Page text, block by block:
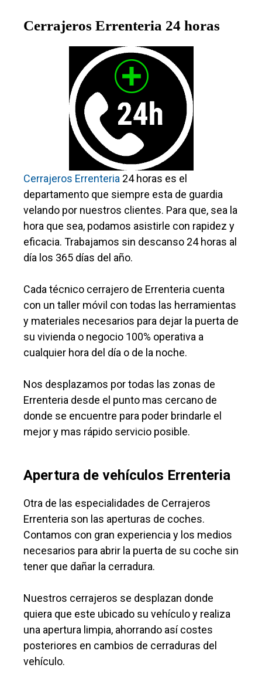
Cerrajeros Errenteria 24 horas
Cerrajeros Errenteria 24 horas es el
departamento que siempre esta de guardia
velando por nuestros clientes. Para que, sea la
hora que sea, podamos asistirle con rapidez y
eficacia. Trabajamos sin descanso 24 horas al
día los 365 días del año.
Cada técnico cerrajero de Errenteria cuenta
con un taller móvil con todas las herramientas
y materiales necesarios para dejar la puerta de
su vivienda o negocio 100% operativa a
cualquier hora del día o de la noche.
Nos desplazamos por todas las zonas de
Errenteria desde el punto mas cercano de
donde se encuentre para poder brindarle el
mejor y mas rápido servicio posible.
Apertura de vehículos Errenteria
Otra de las especialidades de Cerrajeros
Errenteria son las aperturas de coches.
Contamos con gran experiencia y los medios
necesarios para abrir la puerta de su coche sin
tener que dañar la cerradura.
Nuestros cerrajeros se desplazan donde
quiera que este ubicado su vehículo y realiza
una apertura limpia, ahorrando así costes
posteriores en cambios de cerraduras del
vehículo.